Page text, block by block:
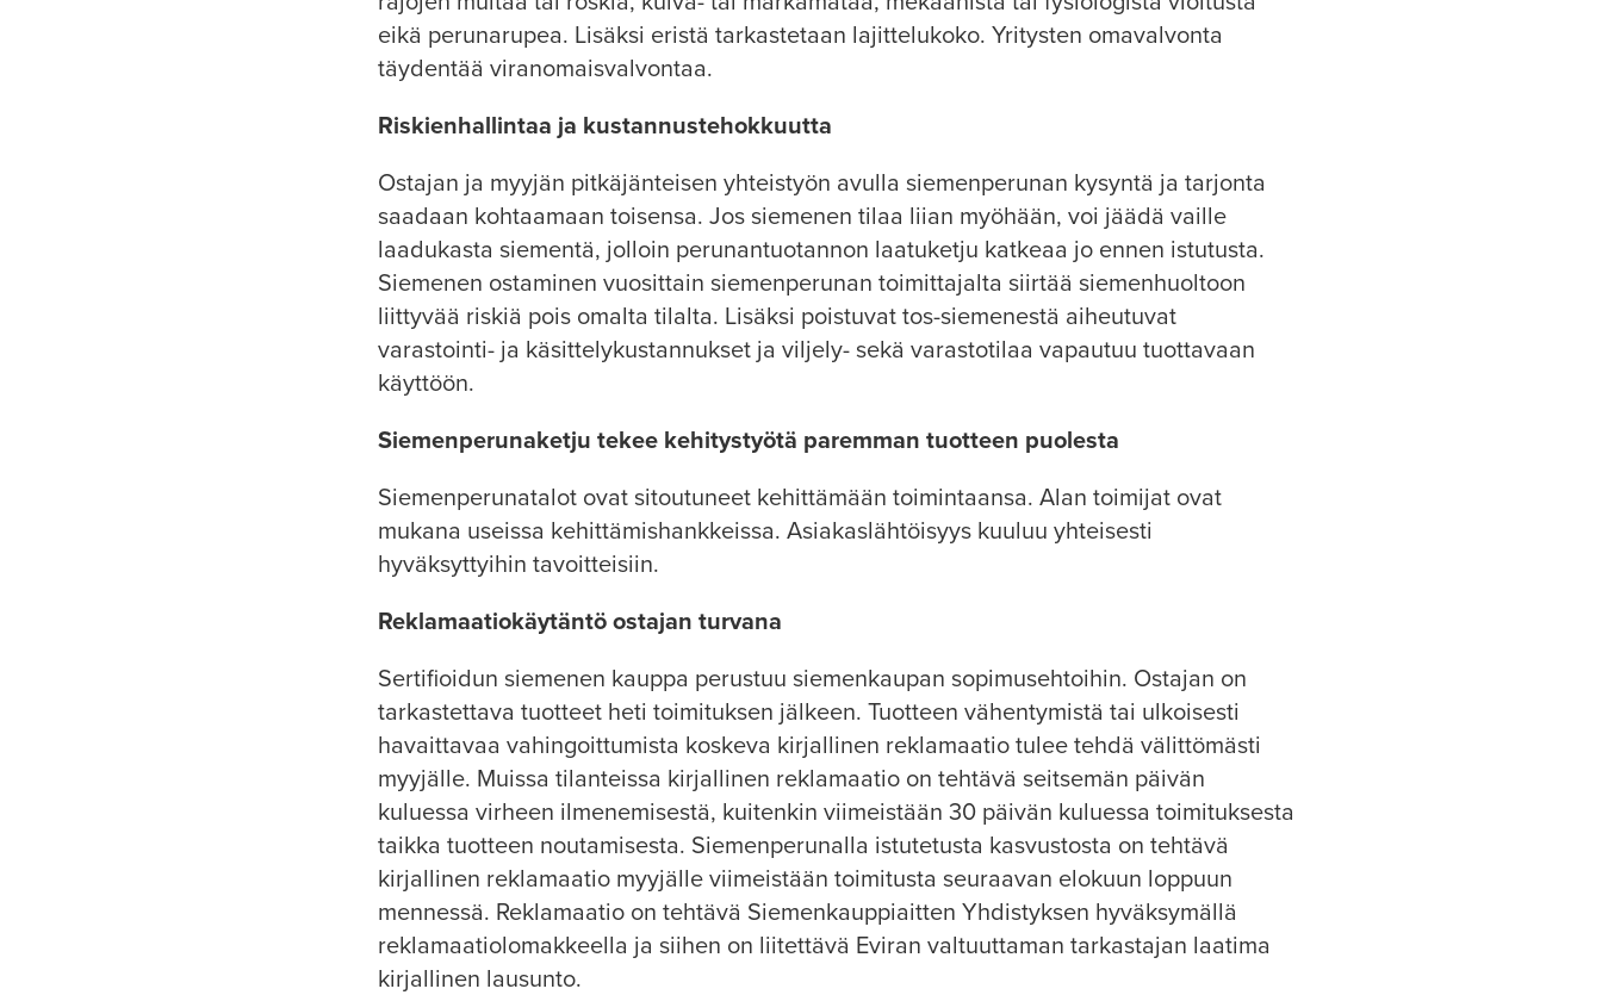
eikä perunarupea. Lisäksi eristä tarkastetaan lajittelukoko. Yritysten omavalvonta
täydentää viranomaisvalvontaa.
Riskienhallintaa ja kustannustehokkuutta
Ostajan ja myyjän pitkäjänteisen yhteistyön avulla siemenperunan kysyntä ja tarjonta
saadaan kohtaamaan toisensa. Jos siemenen tilaa liian myöhään, voi jäädä vaille
laadukasta siementä, jolloin perunantuotannon laatuketju katkeaa jo ennen istutusta.
Siemenen ostaminen vuosittain siemenperunan toimittajalta siirtää siemenhuoltoon
liittyvää riskiä pois omalta tilalta. Lisäksi poistuvat tos-siemenestä aiheutuvat
varastointi- ja käsittelykustannukset ja viljely- sekä varastotilaa vapautuu tuottavaan
käyttöön.
Siemenperunaketju tekee kehitystyötä paremman tuotteen puolesta
Siemenperunatalot ovat sitoutuneet kehittämään toimintaansa. Alan toimijat ovat
mukana useissa kehittämishankkeissa. Asiakaslähtöisyys kuuluu yhteisesti
hyväksyttyihin tavoitteisiin.
Reklamaatiokäytäntö ostajan turvana
Sertifioidun siemenen kauppa perustuu siemenkaupan sopimusehtoihin. Ostajan on
tarkastettava tuotteet heti toimituksen jälkeen. Tuotteen vähentymistä tai ulkoisesti
havaittavaa vahingoittumista koskeva kirjallinen reklamaatio tulee tehdä välittömästi
myyjälle. Muissa tilanteissa kirjallinen reklamaatio on tehtävä seitsemän päivän
kuluessa virheen ilmenemisestä, kuitenkin viimeistään 30 päivän kuluessa toimituksesta
taikka tuotteen noutamisesta. Siemenperunalla istutetusta kasvustosta on tehtävä
kirjallinen reklamaatio myyjälle viimeistään toimitusta seuraavan elokuun loppuun
mennessä. Reklamaatio on tehtävä Siemenkauppiaitten Yhdistyksen hyväksymällä
reklamaatiolomakkeella ja siihen on liitettävä Eviran valtuuttaman tarkastajan laatima
kirjallinen lausunto.